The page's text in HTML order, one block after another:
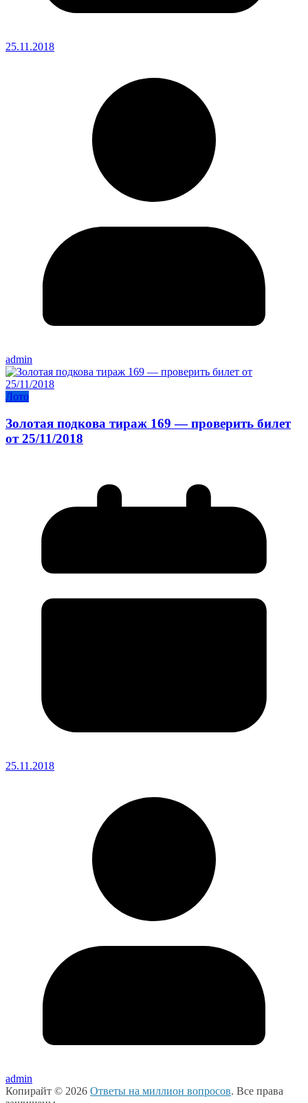
25.11.2018
admin
Лото
Золотая подкова тираж 169 — проверить билет
от 25/11/2018
25.11.2018
admin
Копирайт © 2026 Ответы на миллион вопросов. Все права